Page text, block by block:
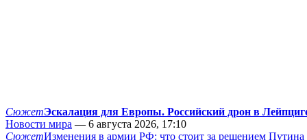
СюжетЭскалация для Европы. Российский дрон в
Новости мира — 6 августа 2026, 17:10
СюжетИзменения в армии РФ: что стоит за решением Путина